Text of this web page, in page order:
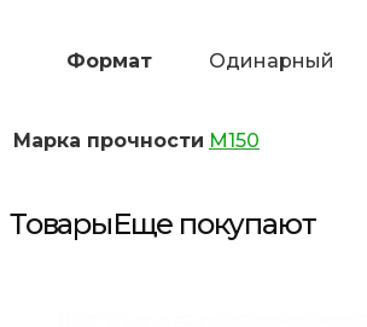
Формат Одинарный
Марка прочности М150
ТоварыЕще покупают